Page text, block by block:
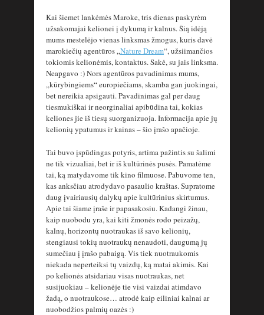
Kai šiemet lankėmės Maroke, tris dienas paskyrėm
užsakomajai kelionei į dykumą ir kalnus. Šią idėją
mums mestelėjo vienas linksmas žmogus, kuris davė
marokiečių agentūros „Nature Dream“, užsiimančios
tokiomis kelionėmis, kontaktus. Sakė, su jais linksma.
Neapgavo :) Nors agentūros pavadinimas mums,
„kūrybingiems“ europiečiams, skamba gan juokingai,
bet nereikia apsigauti. Pavadinimas gal per daug
tiesmukiškai ir neorginaliai apibūdina tai, kokias
keliones jie iš tiesų suorganizuoja. Informacija apie jų
kelionių ypatumus ir kainas – šio įrašo apačioje.
Tai buvo įspūdingas potyris, artima pažintis su šalimi
ne tik vizualiai, bet ir iš kultūrinės pusės. Pamatėme
tai, ką matydavome tik kino filmuose. Pabuvome ten,
kas anksčiau atrodydavo pasaulio kraštas. Supratome
daug įvairiausių dalykų apie kultūrinius skirtumus.
Apie tai šiame įraše ir papasakosiu. Kadangi žinau,
kaip nuobodu yra, kai kiti žmonės rodo peizažų,
kalnų, horizontų nuotraukas iš savo kelionių,
stengiausi tokių nuotraukų nenaudoti, daugumą jų
sumečiau į įrašo pabaigą. Vis tiek nuotraukomis
niekada neperteiksi tų vaizdų, ką matai akimis. Kai
po kelionės atsidariau visas nuotraukas, net
susijuokiau – kelionėje tie visi vaizdai atimdavo
žadą, o nuotraukose… atrodė kaip eiliniai kalnai ar
nuobodžios palmių oazės :)